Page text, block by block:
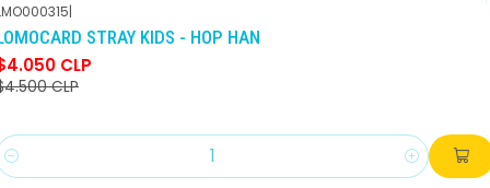
-10% DCTO
|
STRAY KIDS - HOP HAN
CLP
CLP